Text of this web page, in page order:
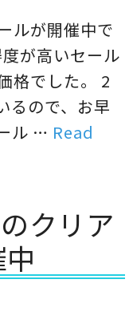
ルが開催中で
が高いセール
格でした。 2
るので、お早
ル … Read
クリア